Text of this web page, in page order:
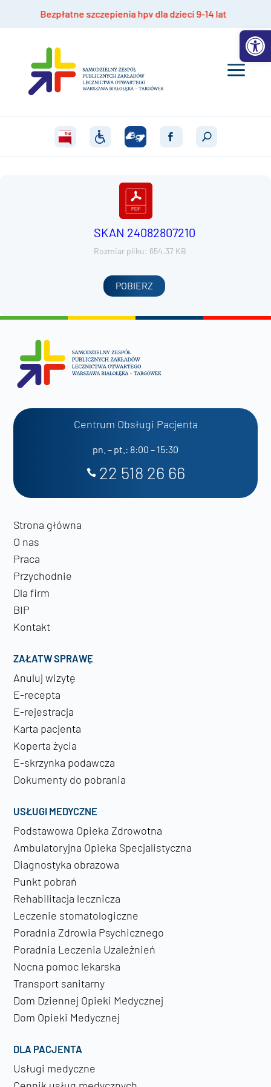
Bezpłatne szczepienia hpv dla dzieci 9-14 lat
SKAN 24082807210
Rozmiar pliku: 654.37 KB
POBIERZ
Centrum Obsługi Pacjenta
pn. – pt.: 8:00 – 15:30
22 518 26 66
Strona główna
O nas
Praca
Przychodnie
Dla firm
BIP
Kontakt
ZAŁATW SPRAWĘ
Anuluj wizytę
E-recepta
E-rejestracja
Karta pacjenta
Koperta życia
E-skrzynka podawcza
Dokumenty do pobrania
USŁUGI MEDYCZNE
Podstawowa Opieka Zdrowotna
Ambulatoryjna Opieka Specjalistyczna
Diagnostyka obrazowa
Punkt pobrań
Rehabilitacja lecznicza
Leczenie stomatologiczne
Poradnia Zdrowia Psychicznego
Poradnia Leczenia Uzależnień
Nocna pomoc lekarska
Transport sanitarny
Dom Dziennej Opieki Medycznej
Dom Opieki Medycznej
DLA PACJENTA
Usługi medyczne